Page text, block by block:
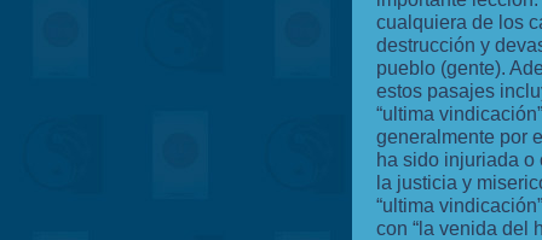
cualquiera de los
destrucción y
pueblo (gente).
estos pasajes
“ultima
generalmente por
ha sido injuriada o
la justicia y
“ultima
con “la venida del